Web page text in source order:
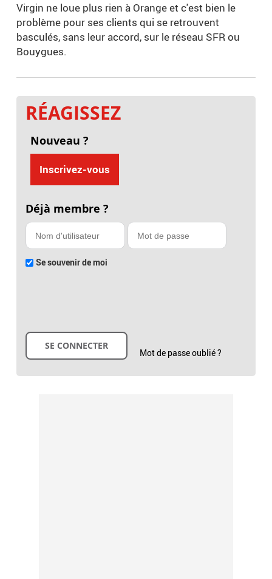
Virgin ne loue plus rien à Orange et c'est bien le
problème pour ses clients qui se retrouvent
basculés, sans leur accord, sur le réseau SFR ou
Bouygues.
RÉAGISSEZ
Nouveau ?
Inscrivez-vous
Déjà membre ?
Se souvenir de moi
Mot de passe oublié ?